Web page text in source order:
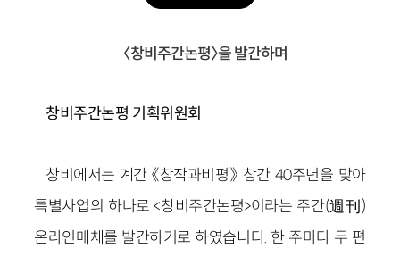
〈창비주간논평〉을 발간하며
창비주간논평 기획위원회
창비에서는 계간 《창작과비평》 창간 40주년을 맞아
특별사업의 하나로 <창비주간논평>이라는 주간(週刊)
온라인매체를 발간하기로 하였습니다. 한 주마다 두 편